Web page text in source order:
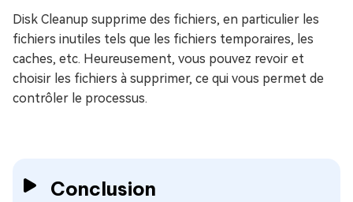
Disk Cleanup supprime des fichiers, en particulier les
fichiers inutiles tels que les fichiers temporaires, les
caches, etc. Heureusement, vous pouvez revoir et
choisir les fichiers à supprimer, ce qui vous permet de
contrôler le processus.
Conclusion